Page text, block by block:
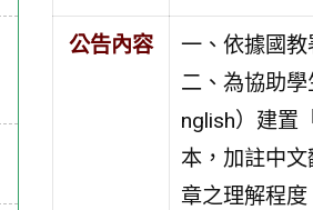
公告內容
一、依據國
二、為協助
nglish）建置
本，加註中
章之理解程